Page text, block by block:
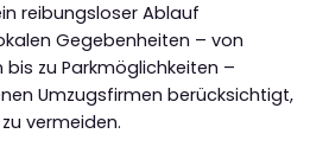
reibungsloser Ablauf
Gegebenheiten – von
bis zu Parkmöglichkeiten –
Umzugsfirmen berücksichtigt,
vermeiden.